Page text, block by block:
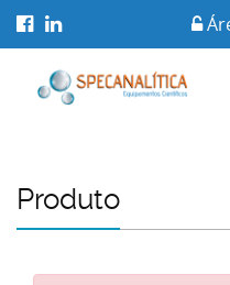
Produto